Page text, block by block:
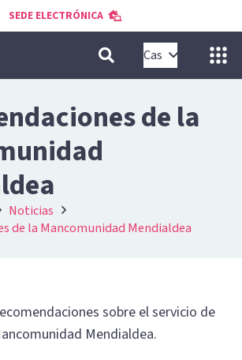
SEDE ELECTRÓNICA
Cas
de la
Noticias
de la Mancomunidad Mendialdea
sobre el servicio de
Mendialdea.